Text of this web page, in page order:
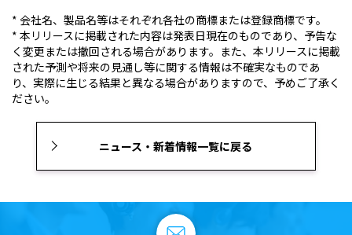
* 会社名、製品名等はそれぞれ各社の商標または登録商標です。
* 本リリースに掲載された内容は発表日現在のものであり、予告な
く変更または撤回される場合があります。また、本リリースに掲載
された予測や将来の見通し等に関する情報は不確実なものであ
り、実際に生じる結果と異なる場合がありますので、予めご了承く
ださい。
ニュース・新着情報一覧に戻る